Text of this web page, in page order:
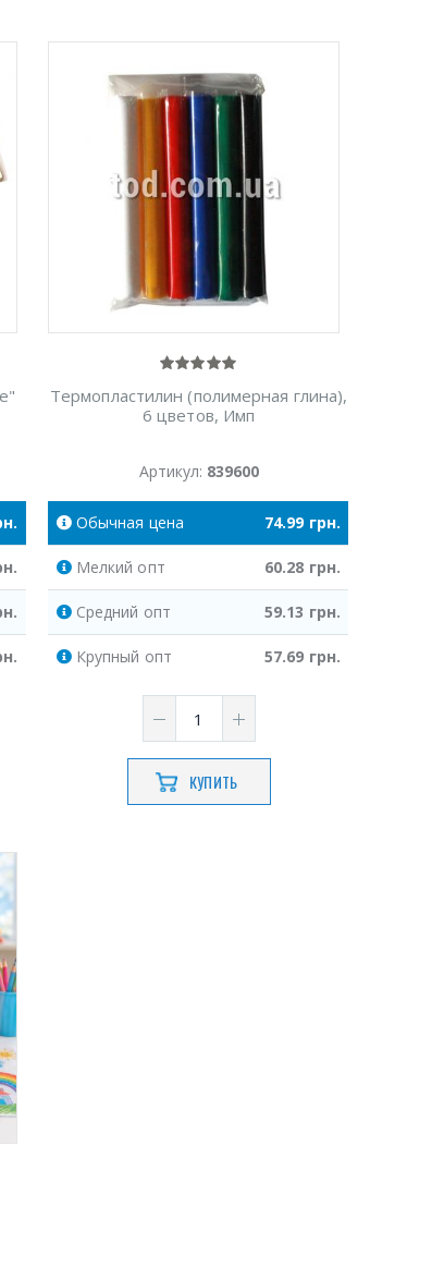
Термопластилин (полимерная глина),
6 цветов, Имп
Артикул: 839600
Обычная цена 74.99грн.
Мелкий опт 60.28 грн.
Средний опт 59.13 грн.
Крупный опт 57.69 грн.
КУПИТЬ